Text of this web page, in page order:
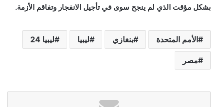
بشكل مؤقت الذي لم ينجح سوى في تأجيل الانفجار وتفاقم الأزمة.
الأمم المتحدة بنغازي ليبيا ليبيا 24
مصر